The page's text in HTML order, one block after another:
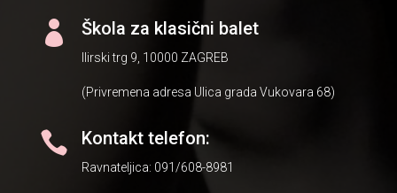
 Škola za klasični balet
Ilirski trg 9, 10000 ZAGREB
(Privremena adresa Ulica grada Vukovara 68)
 Kontakt telefon:
Ravnateljica: 091/608-8981